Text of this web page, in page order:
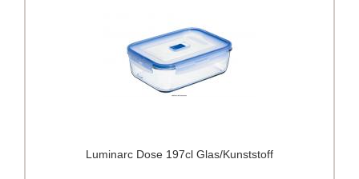
Luminarc Dose 197cl Glas/Kunststoff